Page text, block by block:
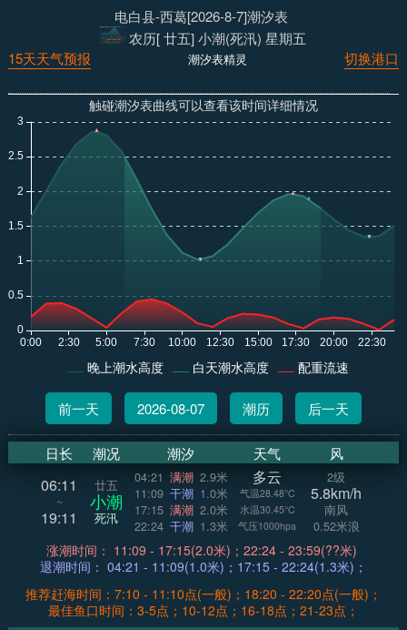
电白县-西葛[2026-8-7]潮汐表
农历[ 廿五] 小潮(死汛) 星期五
切换港口
潮汐表精灵
15天天气预报
触碰潮汐表曲线可以查看该时间详细情况
晚上潮水高度 白天潮水高度 配重流速
前一天 2026-08-07 潮历 后一天
日长 潮况 潮汐 天气 风
06:11
~
19:11
廿五
小潮
死汛
04:21 满潮 2.9米
11:09 干潮 1.0米
17:15 满潮 2.0米
22:24 干潮 1.3米
多云
气温28.48°C
水温30.45°C
气压1000hpa
2级
5.8km/h
南风
0.52米浪
涨潮时间： 11:09 - 17:15(2.0米)；22:24 - 23:59(??米)
退潮时间： 04:21 - 11:09(1.0米)；17:15 - 22:24(1.3米)；
推荐赶海时间：7:10 - 11:10点(一般)；18:20 - 22:20点(一般)；
最佳鱼口时间：3-5点；10-12点；16-18点；21-23点；